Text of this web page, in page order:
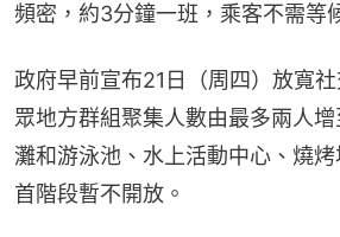
頻密，約3分鐘一班，乘客不需等
政府早前宣布21日（周四）放寬
眾地方群組聚集人數由最多兩人
灘和游泳池、水上活動中心、燒
首階段暫不開放。